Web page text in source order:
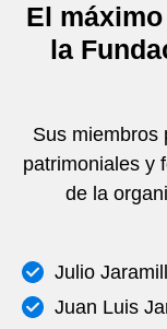
El
la
Sus miembros
patrimoniales y
de la
Julio
Juan Luis